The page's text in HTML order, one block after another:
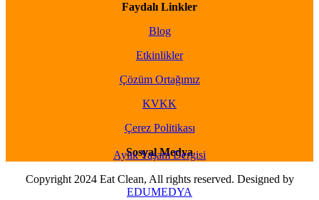
Faydalı Linkler
Blog
Etkinlikler
Çözüm Ortağımız
KVKK
Çerez Politikası
Sosyal Medya
Aylık Yaşam Dergisi
Copyright 2024 Eat Clean, All rights reserved. Designed by
EDUMEDYA